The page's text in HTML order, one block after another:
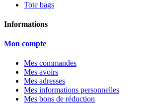
Tote bags
Informations
Mon compte
Mes commandes
Mes avoirs
Mes adresses
Mes informations personnelles
Mes bons de réduction